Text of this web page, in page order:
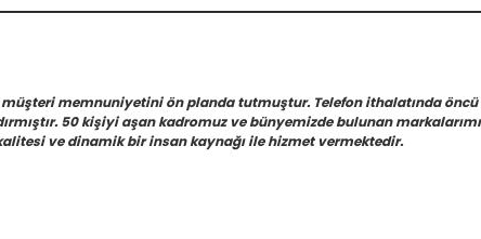
memnuniyetini ön planda tutmuştur. Telefon ithalatında
50 kişiyi aşan kadromuz ve bünyemizde bulunan
ve dinamik bir insan kaynağı ile hizmet vermektedir.